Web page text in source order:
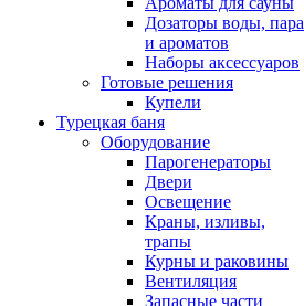
Дозаторы воды, пара
и ароматов
Наборы аксессуаров
Готовые решения
Купели
Турецкая баня
Оборудование
Парогенераторы
Двери
Освещение
Краны, изливы,
трапы
Курны и раковины
Вентиляция
Запасные части